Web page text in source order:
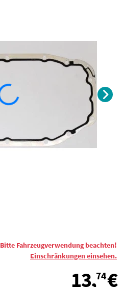
Bitte Fahrzeugverwendung beachten!
Einschränkungen einsehen.
13,74€